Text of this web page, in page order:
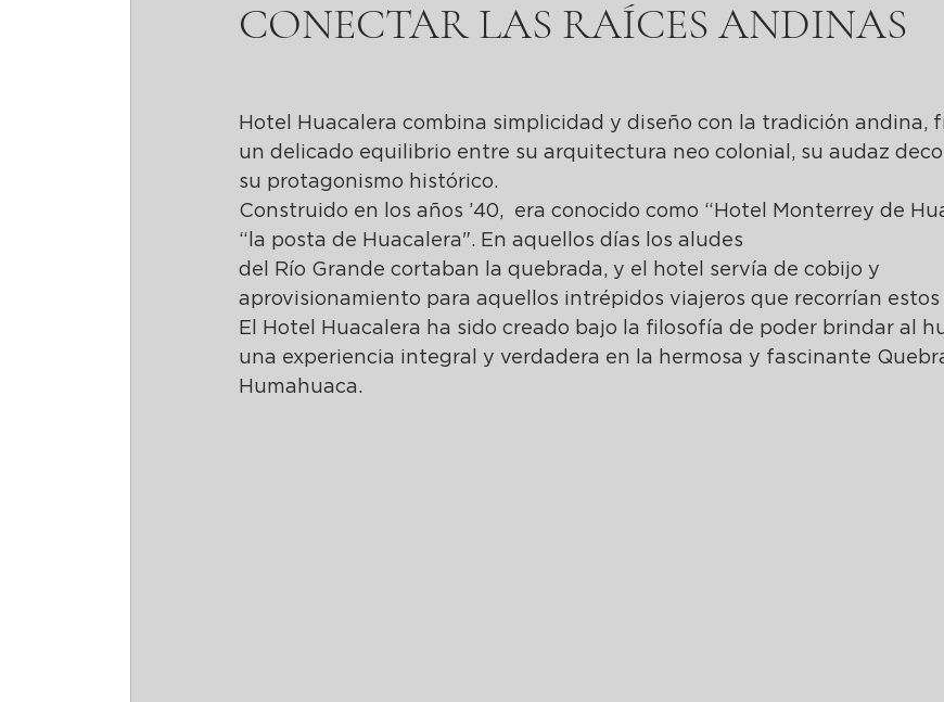
CONECTAR LAS RAÍCES ANDINAS
Hotel Huacalera combina simplicidad y diseño con la tradición andina,
un delicado equilibrio entre su arquitectura neo colonial, su audaz
su protagonismo histórico.
Construido en los años ’40,  era conocido como “Hotel Monterrey de
“la posta de Huacalera". En aquellos días los aludes
del Río Grande cortaban la quebrada, y el hotel servía de cobijo y
aprovisionamiento para aquellos intrépidos viajeros que recorrían estos
El Hotel Huacalera ha sido creado bajo la filosofía de poder brindar al
una experiencia integral y verdadera en la hermosa y fascinante
Humahuaca.